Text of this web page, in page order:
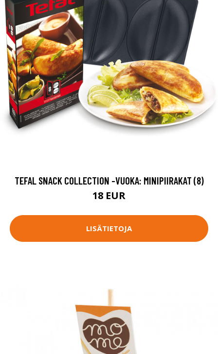
TEFAL SNACK COLLECTION -VUOKA: MINIPIIRAKAT (8)
18 EUR
LISÄTIETOJA